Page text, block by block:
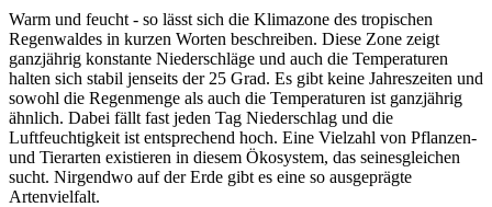
Warm und feucht - so lässt sich die Klimazone des tropischen
Regenwaldes in kurzen Worten beschreiben. Diese Zone zeigt
ganzjährig konstante Niederschläge und auch die Temperaturen
halten sich stabil jenseits der 25 Grad. Es gibt keine Jahreszeiten und
sowohl die Regenmenge als auch die Temperaturen ist ganzjährig
ähnlich. Dabei fällt fast jeden Tag Niederschlag und die
Luftfeuchtigkeit ist entsprechend hoch. Eine Vielzahl von Pflanzen-
und Tierarten existieren in diesem Ökosystem, das seinesgleichen
sucht. Nirgendwo auf der Erde gibt es eine so ausgeprägte
Artenvielfalt.